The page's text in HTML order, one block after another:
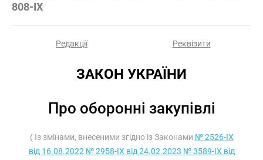
808-IX
Редакції Реквізити
ЗАКОН УКРАЇНИ
Про оборонні закупівлі
( Із змінами, внесеними згідно із Законами № 2526-IX
від 16.08.2022 № 2958-IX від 24.02.2023 № 3589-IX від